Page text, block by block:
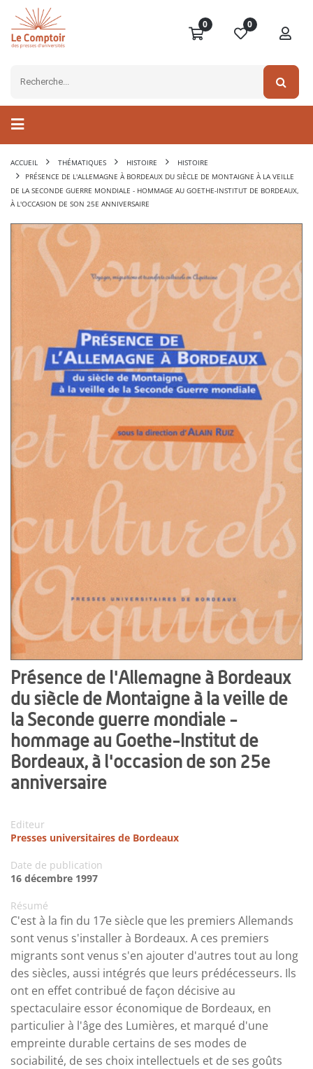
0 0
ACCUEIL THÉMATIQUES HISTOIRE
HISTOIRE
PRÉSENCE DE L'ALLEMAGNE À BORDEAUX DU SIÈCLE DE MONTAIGNE À LA VEILLE
DE LA SECONDE GUERRE MONDIALE - HOMMAGE AU GOETHE-INSTITUT DE BORDEAUX,
À L'OCCASION DE SON 25E ANNIVERSAIRE
Présence de l'Allemagne à Bordeaux
du siècle de Montaigne à la veille de
la Seconde guerre mondiale -
hommage au Goethe-Institut de
Bordeaux, à l'occasion de son 25e
anniversaire
Editeur
Presses universitaires de Bordeaux
Date de publication
16 décembre 1997
Résumé
C'est à la fin du 17e siècle que les premiers Allemands
sont venus s'installer à Bordeaux. A ces premiers
migrants sont venus s'en ajouter d'autres tout au long
des siècles, aussi intégrés que leurs prédécesseurs. Ils
ont en effet contribué de façon décisive au
spectaculaire essor économique de Bordeaux, en
particulier à l'âge des Lumières, et marqué d'une
empreinte durable certains de ses modes de
sociabilité, de ses choix intellectuels et de ses goûts